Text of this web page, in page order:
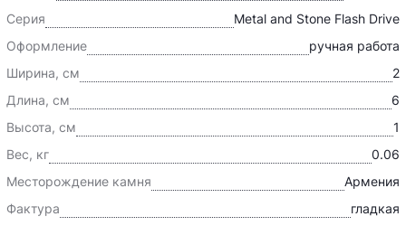
Серия
Metal and Stone Flash Drive
Оформление
ручная работа
Ширина, см
2
Длина, см
6
Высота, см
1
Вес, кг
0.06
Месторождение камня
Армения
Фактура
гладкая